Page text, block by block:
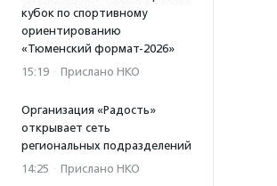
кубок по спортивному
ориентированию
«Тюменский формат-2026»
15:19 · Прислано НКО
Организация «Радость»
открывает сеть
региональных подразделений
14:25 · Прислано НКО